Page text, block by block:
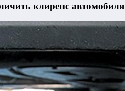
клиренс автомобиля